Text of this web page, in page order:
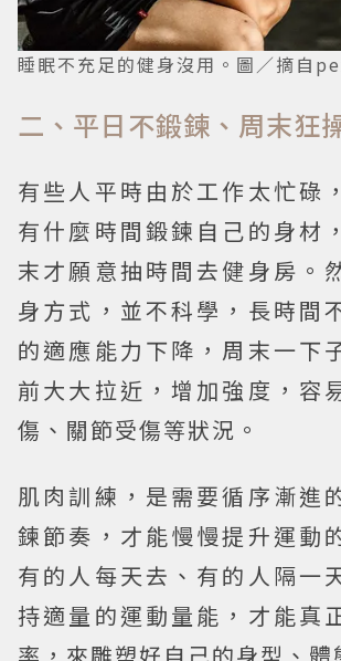
睡眠不充足的健身沒用。圖／摘自
二、平日不鍛鍊、周末狂
有些人平時由於工作太忙碌
有什麼時間鍛鍊自己的身材
末才願意抽時間去健身房。
身方式，並不科學，長時間
的適應能力下降，周末一下
前大大拉近，增加強度，容
傷、關節受傷等狀況。
肌肉訓練，是需要循序漸進
鍊節奏，才能慢慢提升運動
有的人每天去、有的人隔一
持適量的運動量能，才能真
率，來雕塑好自己的身型、體